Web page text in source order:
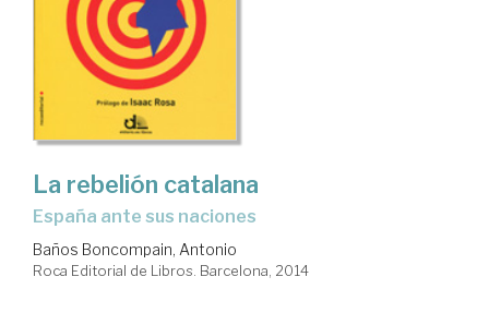
La rebelión catalana
España ante sus naciones
Baños Boncompain, Antonio
Roca Editorial de Libros. Barcelona, 2014